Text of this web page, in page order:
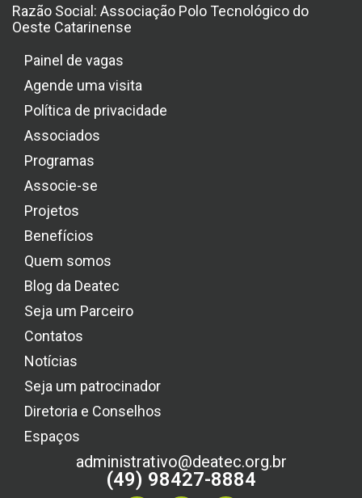
Razão Social: Associação Polo Tecnológico do
Oeste Catarinense
Painel de vagas
Agende uma visita
Política de privacidade
Associados
Programas
Associe-se
Projetos
Benefícios
Quem somos
Blog da Deatec
Seja um Parceiro
Contatos
Notícias
Seja um patrocinador
Diretoria e Conselhos
Espaços
administrativo@deatec.org.br
(49) 98427-8884